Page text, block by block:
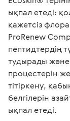
ықпал етеді:
қажетсіз
ProRenew
пептидтердің
тудырады және
процестерін
тітіркену,
белгілерін
ықпал етеді.